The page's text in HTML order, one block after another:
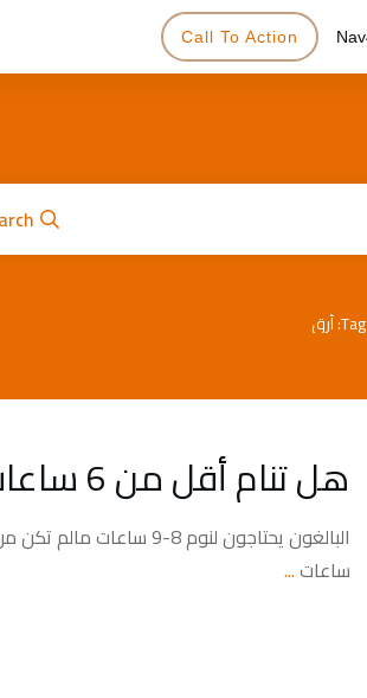
Call To Action
Tag: أرق
هل تنام أقل من 6 ساعات؟ أنت في خطر!
ساعات...